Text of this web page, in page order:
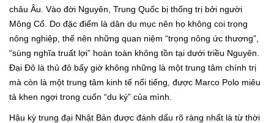
châu Âu. Vào đời Nguyên, Trung Quốc bị thống trị bởi người
Mông Cổ. Do đặc điểm là dân du mục nên họ không coi trọng
nông nghiệp, thế nên những quan niệm “trọng nông ức thương”,
“sùng nghĩa truất lợi” hoàn toàn không tồn tại dưới triều Nguyên.
Đại Đô là thủ đô bấy giờ không những là một trung tâm chính trị
mà còn là một trung tâm kinh tế nổi tiếng, được Marco Polo miêu
tả khen ngợi trong cuốn “du ký” của mình.
Hậu kỳ trung đại Nhật Bản được đánh dấu rõ ràng nhất là từ thời